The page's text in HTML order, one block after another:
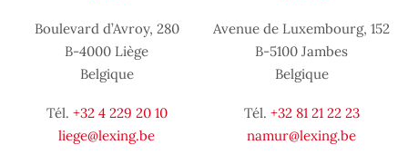
Boulevard d’Avroy, 280
B-4000 Liège
Belgique
Tél. +32 4 229 20 10
liege@lexing.be
Avenue de Luxembourg, 152
B-5100 Jambes
Belgique
Tél. +32 81 21 22 23
namur@lexing.be